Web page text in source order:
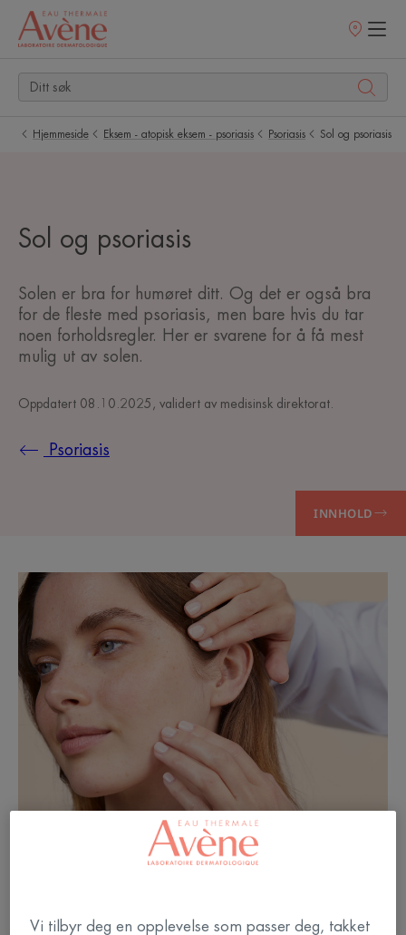
Utsalgssteder
Hjemmeside Eksem - atopisk eksem - psoriasis Psoriasis Sol og psoriasis
Sol og psoriasis
Solen er bra for humøret ditt. Og det er også bra
for de fleste med psoriasis, men bare hvis du tar
noen forholdsregler. Her er svarene for å få mest
mulig ut av solen.
Oppdatert 08.10.2025 , validert av medisinsk direktorat
Psoriasis
INNHOLD
Vi tilbyr deg en opplevelse som passer deg, takket